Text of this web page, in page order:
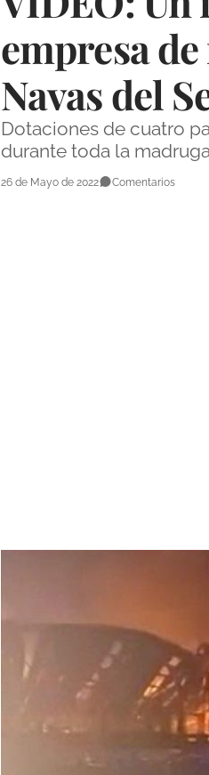
empresa
Navas del
Dotaciones de cuatro
durante toda la
26 de Mayo de 2022 Comentarios